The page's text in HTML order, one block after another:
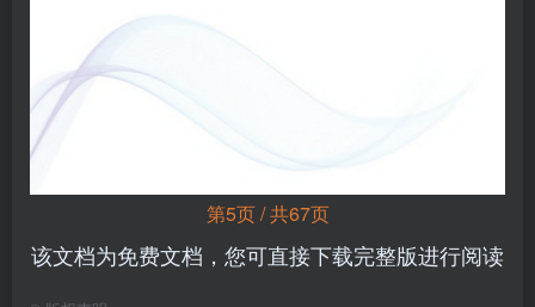
第5页 / 共67页
该文档为免费文档，您可直接下载完整版进行阅读